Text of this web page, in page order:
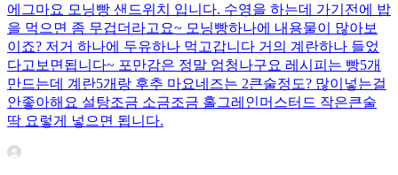
에그마요 모닝빵 샌드위치 입니다. 수영을 하는데 가기전에 밥
을 먹으면 좀 무겁더라고요~ 모닝빵하나에 내용물이 많아보
이죠? 저거 하나에 두유하나 먹고갑니다 거의 계란하나 들었
다고보면됩니다~ 포만감은 정말 엄청나구요 레시피는 빵5개
만드는데 계란5개랑 후추 마요네즈는 2큰술정도? 많이넣는걸
안좋아해요 설탕조금 소금조금 홀그레인머스터드 작은큰술
딱 요렇게 넣으면 됩니다.